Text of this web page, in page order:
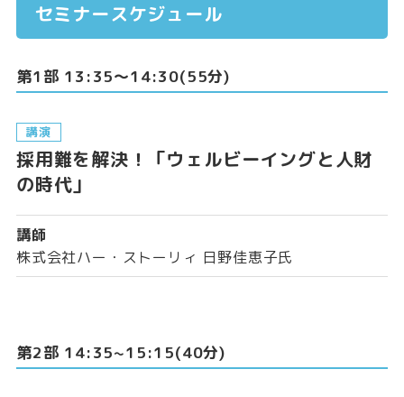
セミナースケジュール
第1部 13:35〜14:30(55分)
講演
採用難を解決！
「ウェルビーイングと人財
の時代」
講師
株式会社ハー・ストーリィ 日野佳恵子氏
第2部 14:35~15:15(40分)